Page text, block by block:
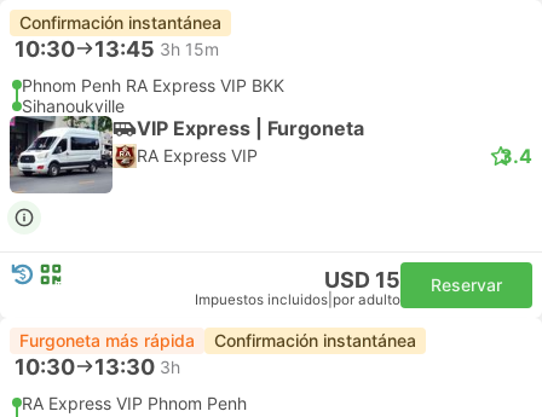
Confirmación instantánea
10:30 13:45 3h 15m
Phnom Penh RA Express VIP BKK
Sihanoukville
VIP Express | Furgoneta
RA Express VIP 3.4
USD 15
Impuestos incluidos por adulto
Reservar
Furgoneta más rápida Confirmación instantánea
10:30 13:30 3h
RA Express VIP Phnom Penh